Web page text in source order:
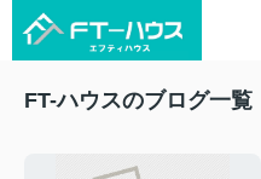
FT-ハウスのブログ一覧